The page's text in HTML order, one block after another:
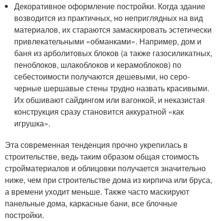
Декоративное оформление постройки. Когда здание
возводится из практичных, но неприглядных на вид
материалов, их стараются замаскировать эстетически
привлекательными «обманками». Например, дом и
баня из арболитовых блоков (а также газосиликатных,
пеноблоков, шлакоблоков и керамоблоков) по
себестоимости получаются дешевыми, но серо-
черные шершавые стены трудно назвать красивыми.
Их обшивают сайдингом или вагонкой, и неказистая
конструкция сразу становится аккуратной «как
игрушка».
Эта современная тенденция прочно укрепилась в
строительстве, ведь таким образом общая стоимость
стройматериалов и облицовки получается значительно
ниже, чем при строительстве дома из кирпича или бруса,
а времени уходит меньше. Также часто маскируют
панельные дома, каркасные бани, все блочные
постройки.